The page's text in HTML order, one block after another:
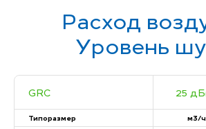
Расход
Уровень
GRC 25
Типоразмер м3/ч